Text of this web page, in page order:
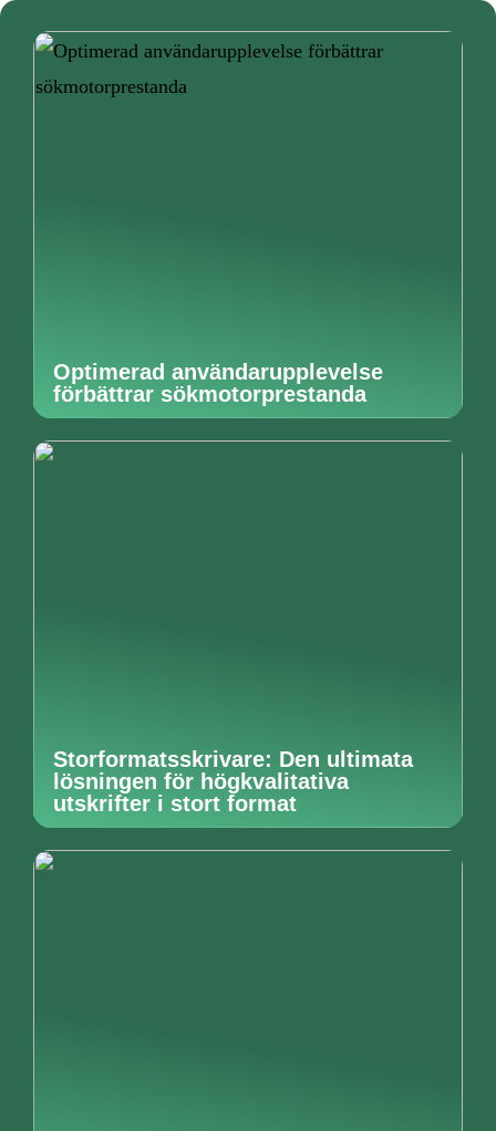
Optimerad användarupplevelse
förbättrar sökmotorprestanda
Storformatsskrivare: Den ultimata
lösningen för högkvalitativa
utskrifter i stort format